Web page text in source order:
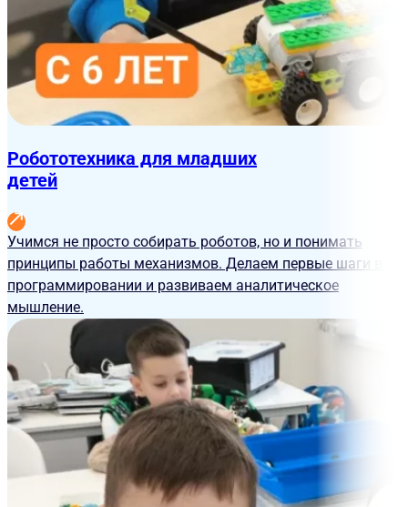
Робототехника для младших
детей
Учимся не просто собирать роботов, но и понимать
принципы работы механизмов. Делаем первые шаги в
программировании и развиваем аналитическое
мышление.